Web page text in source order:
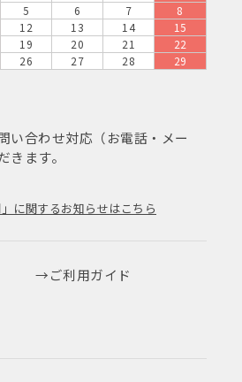
5 6 7
8
12 13 14
15
19 20 21
22
26 27 28
29
い合わせ対応（お電話・メー
きます。
に関するお知らせはこちら
ご利用ガイド